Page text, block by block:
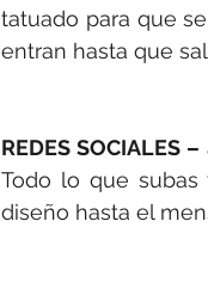
tatuado para que
entran hasta que
REDES SOCIALES –
Todo lo que
diseño hasta el